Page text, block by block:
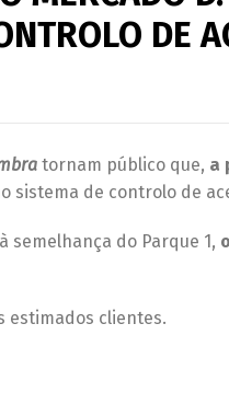
DE
tornam público que, a
sistema de controlo de
semelhança do Parque 1,
estimados clientes.